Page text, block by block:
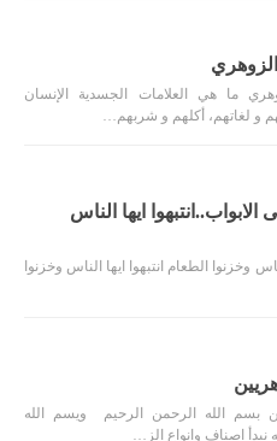
ما هي العلامات الجسدية الإنسان
و لغاتهم، أكلهم و شربهم…
ايها الناس
وخزنوا الطعام انتبهوا ايها الناس وخزنوا
بسم الله الرحمن الرحيم ويسم الله
اصناف وانواع الز…